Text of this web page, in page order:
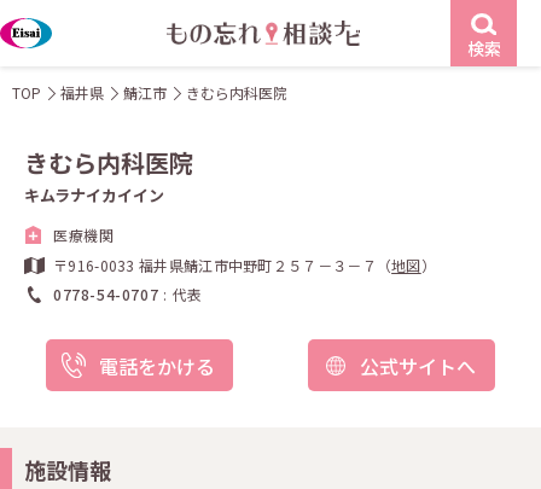
検索
TOP 福井県 鯖江市 きむら内科医院
きむら内科医院
キムラナイカイイン
医療機関
〒916-0033 福井県鯖江市中野町２５７－３－７（地図）
0778-54-0707
代表
電話をかける 公式サイトへ
施設情報